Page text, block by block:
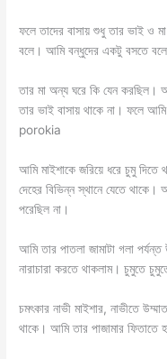
ফলে তাদের বাসায় শুধু তার ভাই ও
বলে। আমি বন্ধুদের একটু বসতে বলে
তার মা অন্য ঘরে কি যেন করছিল।
তার ভাই বাসায় থাকে না। ফলে
porokia
আমি মাইশাকে জরিয়ে ধরে চুমু
দেহের বিভিন্ন স্থানে যেতে থাকে।
পরেছিল না।
আমি তার পাতলা জামাটা গলা
নারাচারা করতে থাকলাম। চুমুতে
চমৎকার নাভী মাইশার, নাভীতে
থাকে। আমি তার পাজামার ফিতাতে